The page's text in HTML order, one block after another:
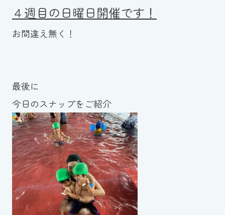
４週目の日曜日開催です！
お間違え無く！
最後に
今日のスナップをご紹介